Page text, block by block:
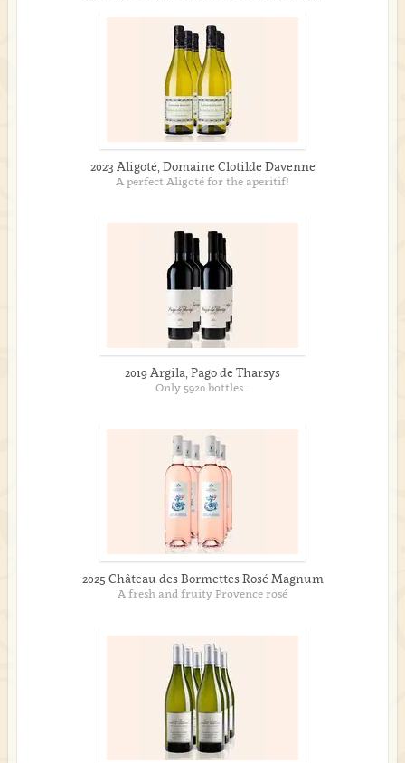
2023 Aligoté, Domaine Clotilde Davenne
A perfect Aligoté for the aperitif!
2019 Argila, Pago de Tharsys
Only 5920 bottles…
2025 Château des Bormettes Rosé Magnum
A fresh and fruity Provence rosé